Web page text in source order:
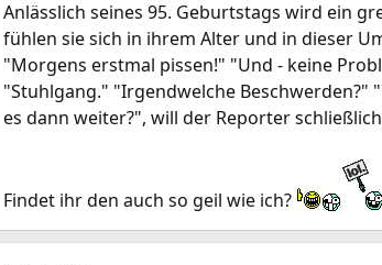
Anlässlich seines 95. Geburtstags wird ein
fühlen sie sich in ihrem Alter und in dieser
"Morgens erstmal pissen!" "Und - keine
"Stuhlgang." "Irgendwelche Beschwerden?"
es dann weiter?", will der Reporter
Findet ihr den auch so geil wie ich?